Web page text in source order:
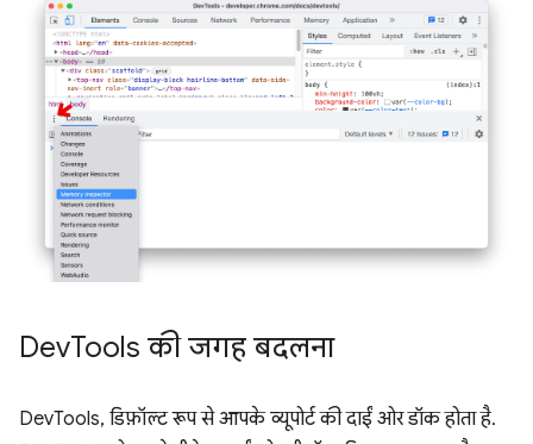
DevTools की जगह बदलना
DevTools, डिफ़ॉल्ट रूप से आपके व्यूपोर्ट की दाईं ओर डॉक होता है.